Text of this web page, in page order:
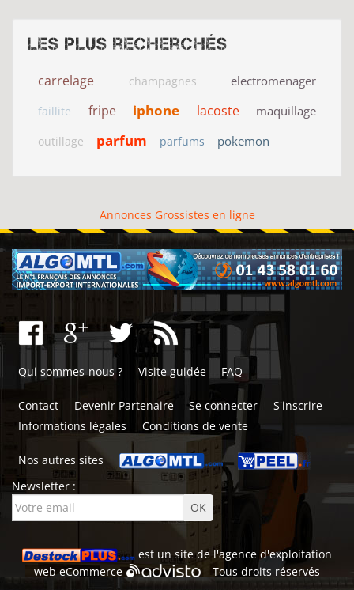
Les plus recherchés
carrelage champagnes electromenager
faillite fripe iphone lacoste maquillage
outillage parfum parfums pokemon
Annonces Grossistes en ligne
Qui sommes-nous ? Visite guidée FAQ
Contact Devenir Partenaire Se connecter
S'inscrire
Informations légales
Conditions de vente
Nos autres sites
Newsletter :
est un site de l'agence d'exploitation
webeCommerce - Tous droits réservés